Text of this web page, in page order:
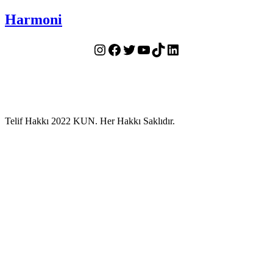
Harmoni
Instagram
Facebook
Twitter
YouTube
TikTokLinkedIn
Telif Hakkı 2022 KUN. Her Hakkı Saklıdır.